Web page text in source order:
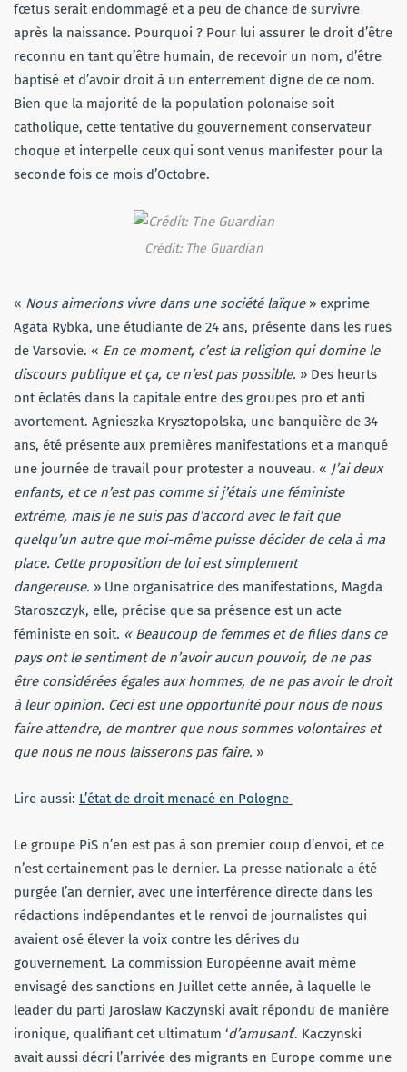
fœtus serait endommagé et a peu de chance de survivre
après la naissance. Pourquoi ? Pour lui assurer le droit d’être
reconnu en tant qu’être humain, de recevoir un nom, d’être
baptisé et d’avoir droit à un enterrement digne de ce nom.
Bien que la majorité de la population polonaise soit
catholique, cette tentative du gouvernement conservateur
choque et interpelle ceux qui sont venus manifester pour la
seconde fois ce mois d’Octobre.
Crédit: The Guardian
« Nous aimerions vivre dans une société laïque» exprime
Agata Rybka, une étudiante de 24 ans, présente dans les rues
de Varsovie. « En ce moment, c’est la religion qui domine le
discours publique et ça, ce n’est pas possible. » Des heurts
ont éclatés dans la capitale entre des groupes pro et anti
avortement. Agnieszka Krysztopolska, une banquière de 34
ans, été présente aux premières manifestations et a manqué
une journée de travail pour protester a nouveau. « J’ai deux
enfants, et ce n’est pas comme si j’étais une féministe
extrême, mais je ne suis pas d’accord avec le fait que
quelqu’un autre que moi-même puisse décider de cela à ma
place. Cette proposition de loi est simplement
dangereuse. » Une organisatrice des manifestations, Magda
Staroszczyk, elle, précise que sa présence est un acte
féministe en soit. « Beaucoup de femmes et de filles dans ce
pays ont le sentiment de n’avoir aucun pouvoir, de ne pas
être considérées égales aux hommes, de ne pas avoir le droit
à leur opinion. Ceci est une opportunité pour nous de nous
faire attendre, de montrer que nous sommes volontaires et
que nous ne nous laisserons pas faire. »
Lire aussi: L’état de droit menacé en Pologne
Le groupe PiS n’en est pas à son premier coup d’envoi, et ce
n’est certainement pas le dernier. La presse nationale a été
purgée l’an dernier, avec une interférence directe dans les
rédactions indépendantes et le renvoi de journalistes qui
avaient osé élever la voix contre les dérives du
gouvernement. La commission Européenne avait même
envisagé des sanctions en Juillet cette année, à laquelle le
leader du parti Jaroslaw Kaczynski avait répondu de manière
ironique, qualifiant cet ultimatum ‘d’amusant’. Kaczynski
avait aussi décri l’arrivée des migrants en Europe comme une